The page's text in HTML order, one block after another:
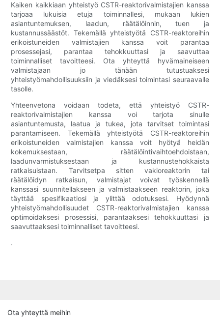
Kaiken kaikkiaan yhteistyö CSTR-reaktorivalmistajien kanssa
tarjoaa lukuisia etuja toiminnallesi, mukaan lukien
asiantuntemuksen, laadun, räätälöinnin, tuen ja
kustannussäästöt. Tekemällä yhteistyötä CSTR-reaktoreihin
erikoistuneiden valmistajien kanssa voit parantaa
prosessejasi, parantaa tehokkuuttasi ja saavuttaa
toiminnalliset tavoitteesi. Ota yhteyttä hyvämaineiseen
valmistajaan jo tänään tutustuaksesi
yhteistyömahdollisuuksiin ja viedäksesi toimintasi seuraavalle
tasolle.
Yhteenvetona voidaan todeta, että yhteistyö CSTR-
reaktorivalmistajien kanssa voi tarjota sinulle
asiantuntemusta, laatua ja tukea, jota tarvitset toimintasi
parantamiseen. Tekemällä yhteistyötä CSTR-reaktoreihin
erikoistuneiden valmistajien kanssa voit hyötyä heidän
kokemuksestaan, räätälöintivaihtoehdoistaan,
laadunvarmistuksestaan ​​ja kustannustehokkaista
ratkaisuistaan. Tarvitsetpa sitten vakioreaktorin tai
räätälöidyn ratkaisun, valmistajat voivat työskennellä
kanssasi suunnitellakseen ja valmistaakseen reaktorin, joka
täyttää spesifikaatiosi ja ylittää odotuksesi. Hyödynnä
yhteistyömahdollisuudet CSTR-reaktorivalmistajien kanssa
optimoidaksesi prosessisi, parantaaksesi tehokkuuttasi ja
saavuttaaksesi toiminnalliset tavoitteesi.
.
Ota yhteyttä meihin